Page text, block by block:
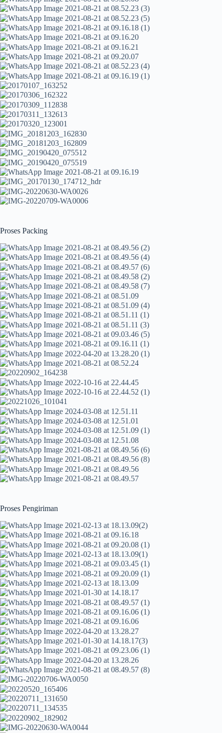
Proses Packing
Proses Pengiriman